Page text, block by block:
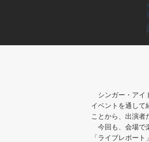
シンガー・アイ
イベントを通して
ことから、出演者
今回も、会場で
「ライブレポー